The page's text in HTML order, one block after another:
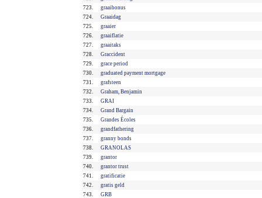
723.
graaibonus
724.
Graaidag
725.
graaier
726.
graaiflatie
727.
graaitaks
728.
Graccident
729.
grace period
730.
graduated payment mortgage
731.
grafsteen
732.
Graham, Benjamin
733.
GRAI
734.
Grand Bargain
735.
Grandes Écoles
736.
grandfathering
737.
granny bonds
738.
GRANOLAS
739.
grantor
740.
grantor trust
741.
gratificatie
742.
gratis geld
743.
GRB